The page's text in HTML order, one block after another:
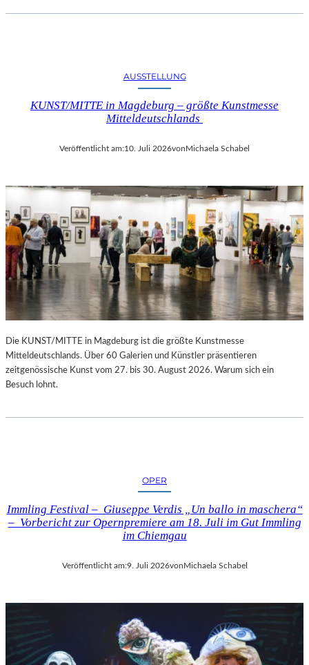
AUSSTELLUNG
KUNST/MITTE in Magdeburg – größte Kunstmesse
Mitteldeutschlands
Veröffentlicht am:10. Juli 2026vonMichaela Schabel
Die KUNST/MITTE in Magdeburg ist die größte Kunstmesse
Mitteldeutschlands. Über 60 Galerien und Künstler präsentieren
zeitgenössische Kunst vom 27. bis 30. August 2026. Warum sich ein
Besuch lohnt.
OPER
Immling Festival – Giuseppe Verdis „Un ballo in maschera“
– Vorbericht zur Opernpremiere am 18. Juli im Gut Immling
im Chiemgau
Veröffentlicht am:9. Juli 2026vonMichaela Schabel